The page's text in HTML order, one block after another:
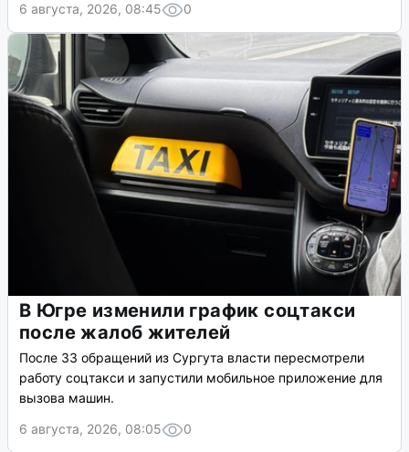
6 августа, 2026, 08:45
0
В Югре изменили график соцтакси
после жалоб жителей
После 33 обращений из Сургута власти пересмотрели
работу соцтакси и запустили мобильное приложение для
вызова машин.
6 августа, 2026, 08:05
0